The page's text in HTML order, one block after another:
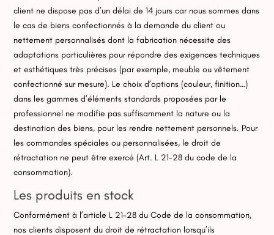
client ne dispose pas d’un délai de 14 jours car nous sommes dans
le cas de biens confectionnés à la demande du client ou
nettement personnalisés dont la fabrication nécessite des
adaptations particulières pour répondre des exigences techniques
et esthétiques très précises (par exemple, meuble ou vêtement
confectionné sur mesure). Le choix d’options (couleur, finition…)
dans les gammes d’éléments standards proposées par le
professionnel ne modifie pas suffisamment la nature ou la
destination des biens, pour les rendre nettement personnels. Pour
les commandes spéciales ou personnalisées, le droit de
rétractation ne peut être exercé (Art. L 21-28 du code de la
consommation).
Les produits en stock
Conformément à l’article L 21-28 du Code de la consommation,
nos clients disposent du droit de rétractation lorsqu’ils